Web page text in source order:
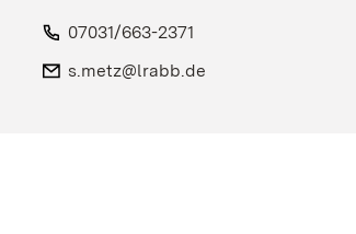
Telefon:
07031/663-2371
E-Mail:
s.metz@lrabb.de